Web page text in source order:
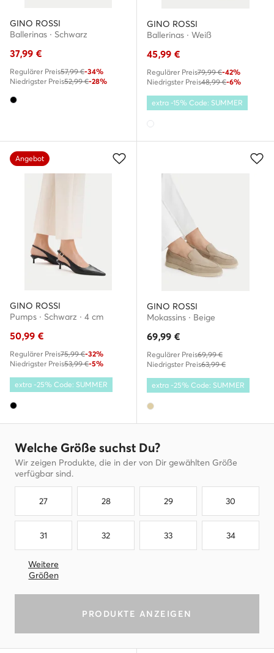
GINO ROSSI
Ballerinas · Schwarz
37,99 €
Regulärer Preis57,99 €-34%
Niedrigster Preis52,99 €-28%
GINO ROSSI
Ballerinas · Weiß
45,99 €
Regulärer Preis79,99 €-42%
Niedrigster Preis48,99 €-6%
extra -15% Code: SUMMER
Angebot
GINO ROSSI
Pumps · Schwarz · 4 cm
50,99 €
Regulärer Preis75,99 €-32%
Niedrigster Preis53,99 €-5%
extra -25% Code: SUMMER
GINO ROSSI
Mokassins · Beige
69,99 €
Regulärer Preis69,99 €
Niedrigster Preis63,99 €
extra -25% Code: SUMMER
Welche Größe suchst Du?
Wir zeigen Produkte, die in der von Dir gewählten Größe
verfügbar sind.
27 28 29 30
31 32 33 34
Weitere
Größen
PRODUKTE ANZEIGEN